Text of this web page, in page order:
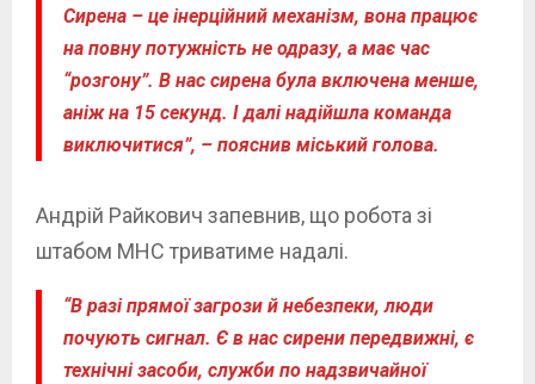
Сирена – це інерційний механізм, вона працює
на повну потужність не одразу, а має час
“розгону”. В нас сирена була включена менше,
аніж на 15 секунд. І далі надійшла команда
виключитися”, – пояснив міський голова.
Андрій Райкович запевнив, що робота зі
штабом МНС триватиме надалі.
“В разі прямої загрози й небезпеки, люди
почують сигнал. Є в нас сирени передвижні, є
технічні засоби, служби по надзвичайної